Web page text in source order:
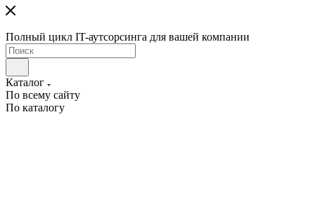
Полный цикл IT-аутсорсинга для вашей компании
Каталог
По всему сайту
По каталогу